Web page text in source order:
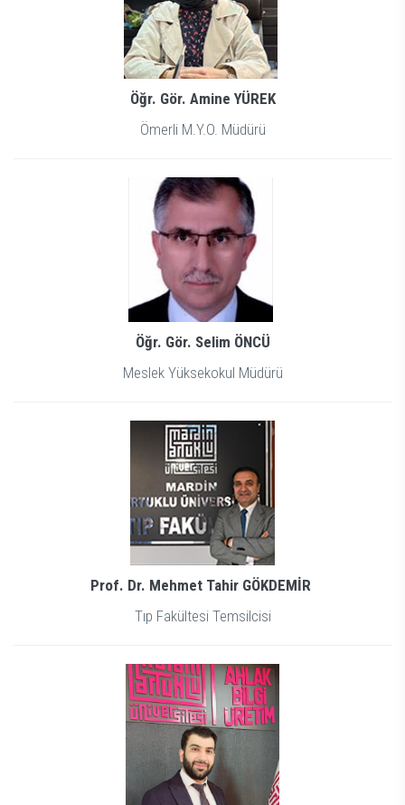
Öğr. Gör. Amine YÜREK
Ömerli M.Y.O. Müdürü
Öğr. Gör. Selim ÖNCÜ
Meslek Yüksekokul Müdürü
Prof. Dr. Mehmet Tahir GÖKDEMİR
Tıp Fakültesi Temsilcisi